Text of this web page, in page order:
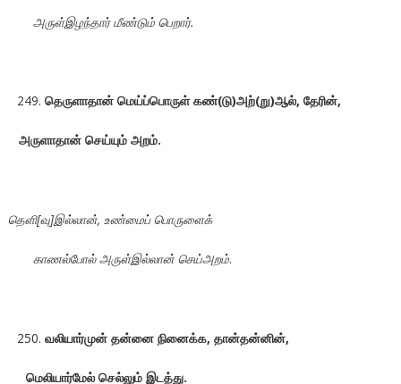
அருள்இழந்தார் மீண்டும் பெறார்.
தெருளாதான் மெய்ப்பொருள் கண்(டு)அற்(று)ஆல், தேரின்,
அருளாதான் செய்யும் அறம்.
தெளி[வு]இல்லான், உண்மைப் பொருளைக்
காணல்போல் அருள்இல்லான் செய்அறம்.
வலியார்முன் தன்னை நினைக்க, தான்தன்னின்,
மெலியார்மேல் செல்லும் இடத்து.